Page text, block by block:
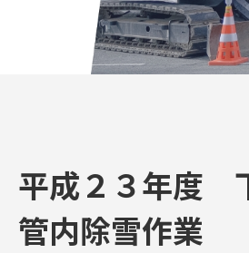
平成２３年度
管内除雪作業